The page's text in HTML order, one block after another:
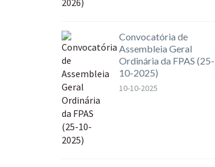
Convocatória de
Assembleia Geral
Ordinária da FPAS (25-
10-2025)
10-10-2025